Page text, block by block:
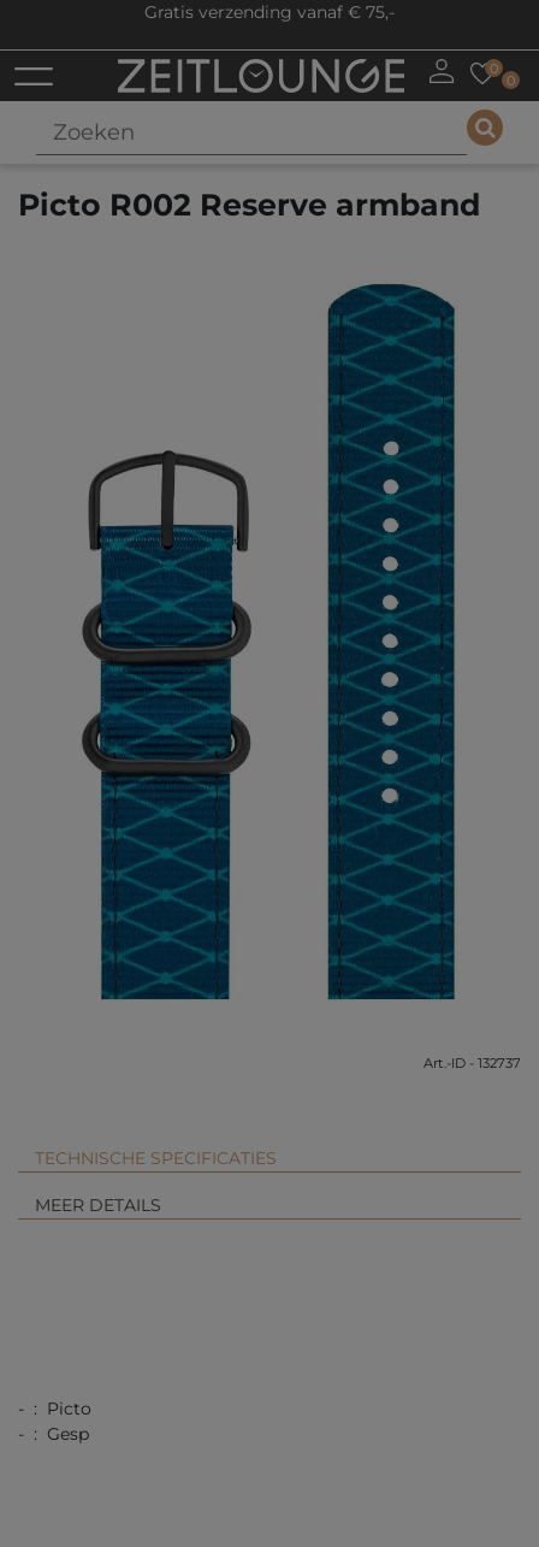
Gratis verzending vanaf € 75,-
0
0
Picto R002 Reserve armband
Art.-ID - 132737
TECHNISCHE SPECIFICATIES
MEER DETAILS
- : Picto
- : Gesp